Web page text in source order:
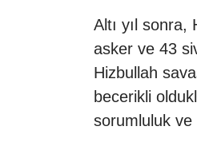
Altı yıl sonra,
asker ve 43
Hizbullah
becerikli
sorumluluk ve